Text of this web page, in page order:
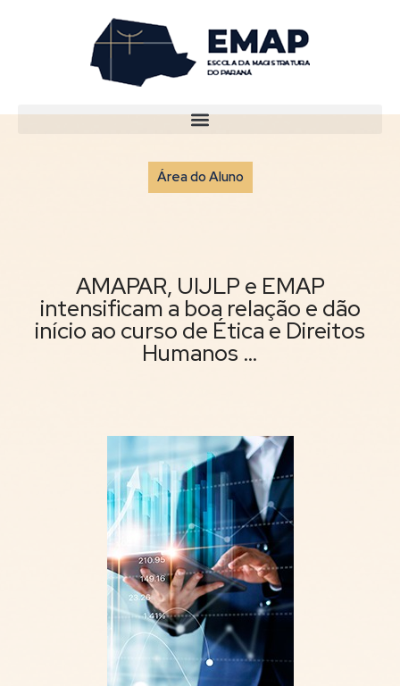
Área do Aluno
AMAPAR, UIJLP e EMAP
intensificam a boa relação e dão
início ao curso de Ética e Direitos
Humanos …